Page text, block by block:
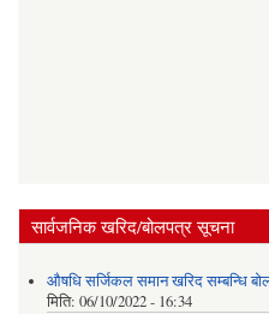
सार्वजनिक खरिद/बोलपत्र सूचना
औषधि सर्जिकल समान खरिद सम्बन्धि
मिति: 06/10/2022 - 16:34